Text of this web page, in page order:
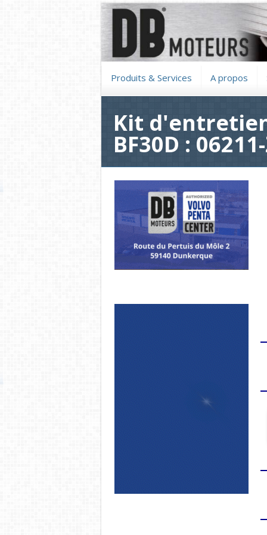
Produits & Services A propos
Kit
BF30D :